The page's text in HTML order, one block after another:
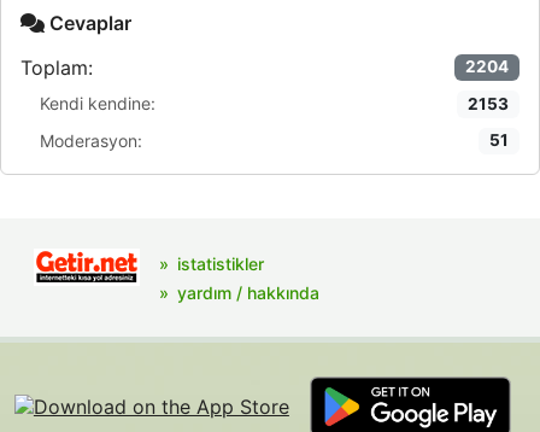
Cevaplar
Toplam:
2204
Kendi kendine: 2153
Moderasyon: 51
istatistikler
yardım / hakkında